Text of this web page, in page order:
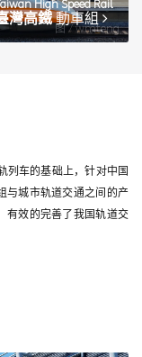
图 / wmteng
High Speed Rail
灣高鐵動車組
列车的基础上，针对中国
与城市轨道交通之间的产
有效的完善了我国轨道交